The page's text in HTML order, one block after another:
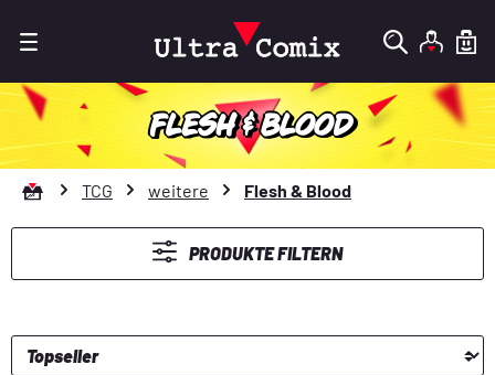
FLESH & BLOOD
Zur Startseite gehen
TCG weitere Flesh & Blood
PRODUKTE FILTERN